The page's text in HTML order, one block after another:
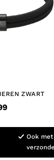
ZWART
Ook